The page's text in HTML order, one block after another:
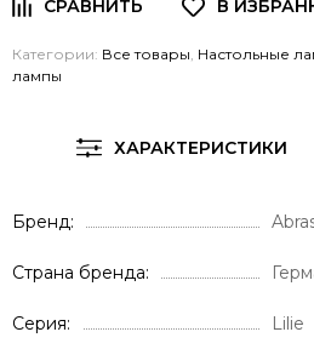
Категории: Все товары, Настольные
лампы
ХАРАКТЕРИСТИКИ
Бренд
Страна бренда
Серия Lilie